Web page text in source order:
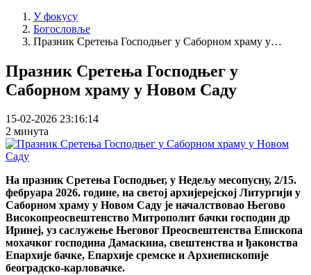
У фокусу
Богословље
Празник Сретења Господњег у Саборном храму у…
Празник Сретења Господњег у
Саборном храму у Новом Саду
15-02-2026 23:16:14
2 минута
На празник Сретења Господњег, у Недељу месопусну, 2/15.
фебруара 2026. године, на светој архијерејској Литургији у
Саборном храму у Новом Саду је началствовао Његово
Високопреосвештенство Митрополит бачки господин др
Иринеј, уз саслужење Његовог Преосвештенства Епископа
мохачког господина Дамаскина, свештенства и ђаконства
Епархије бачке, Епархије сремске и Архиепископије
београдско-карловачке.